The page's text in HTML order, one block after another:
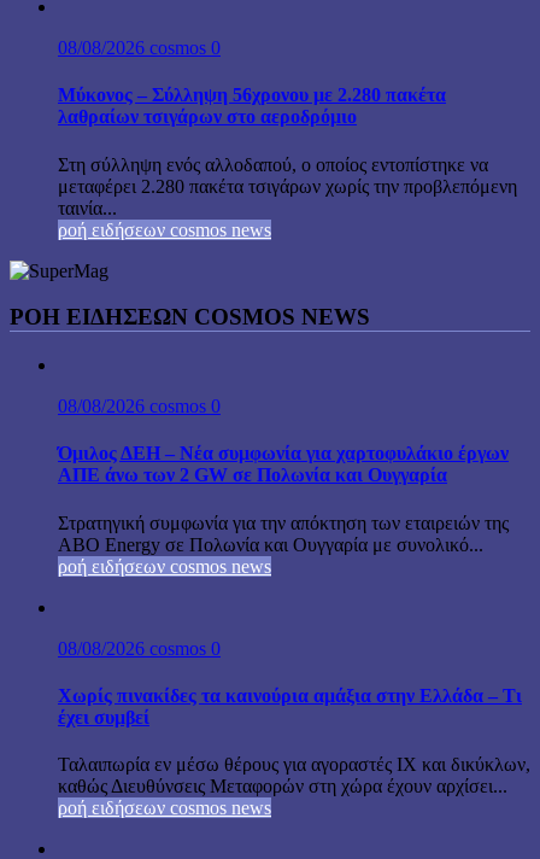
08/08/2026 cosmos 0
Μύκονος – Σύλληψη 56χρονου με 2.280 πακέτα
λαθραίων τσιγάρων στο αεροδρόμιο
Στη σύλληψη ενός αλλοδαπού, ο οποίος εντοπίστηκε να
μεταφέρει 2.280 πακέτα τσιγάρων χωρίς την προβλεπόμενη
ταινία...
ροή ειδήσεων cosmos news
ΡΟΉ ΕΙΔΉΣΕΩΝ COSMOS NEWS
08/08/2026 cosmos 0
Όμιλος ΔΕΗ – Νέα συμφωνία για χαρτοφυλάκιο έργων
ΑΠΕ άνω των 2 GW σε Πολωνία και Ουγγαρία
Στρατηγική συμφωνία για την απόκτηση των εταιρειών της
ABO Energy σε Πολωνία και Ουγγαρία με συνολικό...
ροή ειδήσεων cosmos news
08/08/2026 cosmos 0
Χωρίς πινακίδες τα καινούρια αμάξια στην Ελλάδα – Τι
έχει συμβεί
Ταλαιπωρία εν μέσω θέρους για αγοραστές ΙΧ και δικύκλων,
καθώς Διευθύνσεις Μεταφορών στη χώρα έχουν αρχίσει...
ροή ειδήσεων cosmos news